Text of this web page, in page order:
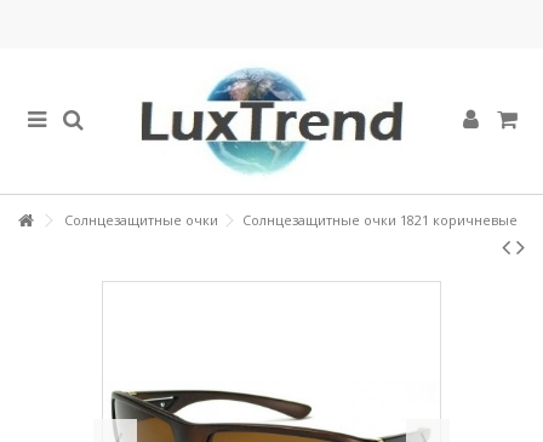
Солнцезащитные очки Солнцезащитные очки 1821 коричневые